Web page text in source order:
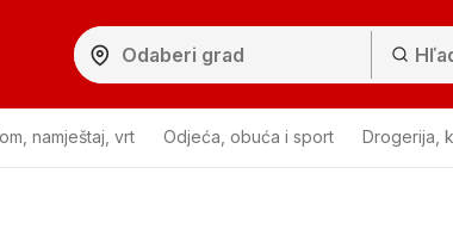
namještaj, vrt Odjeća, obuća i sport Drogerija,